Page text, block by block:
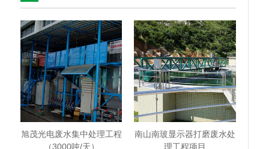
旭茂光电废水集中处理工程
（3000吨/天）
南山南玻显示器打磨废水处
理工程项目